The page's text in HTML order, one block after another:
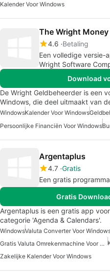
Kalender Voor Windows
The Wright
4.6 Betaling
Een volledige versie-
Wright Software
Download
De Wright Geldbeheerder is een
Windows, die deel uitmaakt van
WindowsKalender Voor Windows
Persoonlijke Financiën Voor Windows
Argentaplus
4.7 Gratis
Een gratis
Gratis
Argentaplus is een gratis app
categorie 'Agenda & Calendars'.
WindowsValuta Converter Voor
Gratis Valuta Omrekenmachine Voor Windows
Zakelijke Kalender Voor Windows